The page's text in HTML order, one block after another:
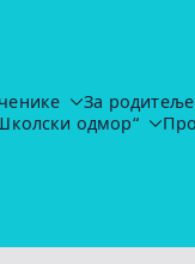
u-rumi-se-
За родитеље
одмор“